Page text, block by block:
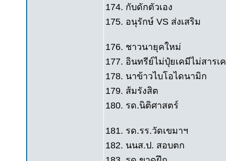
174. กับดักตัวเอง
175. อนุรักษ์ VS ส่งเสริม
176. ชาวนายุคใหม่
177. อินทรีย์ไม่ปุ๋ยเคมีไม่สารเ
178. นาข้าวไบโอไดนามิก
179. ส้มรังสิต
180. รด.นิติศาสตร์
181. รด.รร.วัดเขมาฯ
182. นนส.ป. สอบตก